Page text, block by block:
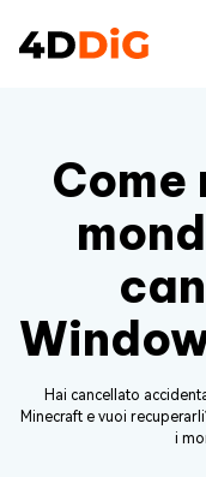
Come
Hai cancellato
Minecraft e vuoi
i